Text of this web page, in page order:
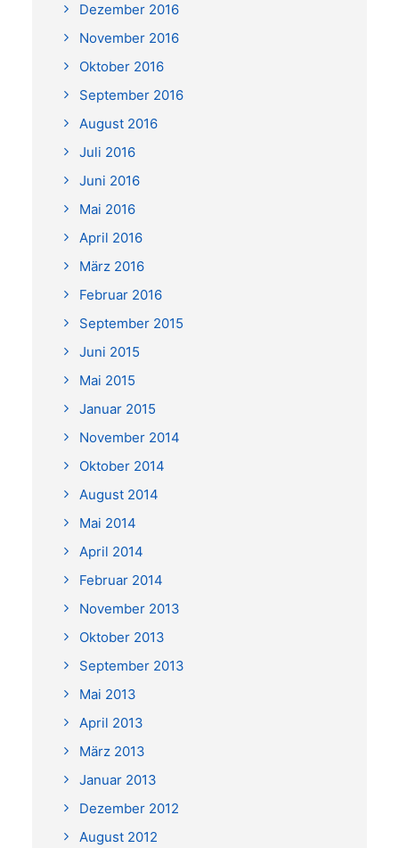
Dezember 2016
November 2016
Oktober 2016
September 2016
August 2016
Juli 2016
Juni 2016
Mai 2016
April 2016
März 2016
Februar 2016
September 2015
Juni 2015
Mai 2015
Januar 2015
November 2014
Oktober 2014
August 2014
Mai 2014
April 2014
Februar 2014
November 2013
Oktober 2013
September 2013
Mai 2013
April 2013
März 2013
Januar 2013
Dezember 2012
August 2012